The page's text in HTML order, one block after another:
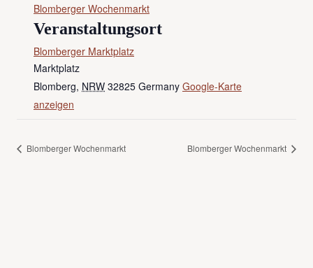
Blomberger Wochenmarkt
Veranstaltungsort
Blomberger Marktplatz
Marktplatz
Blomberg, NRW 32825 Germany Google-Karte
anzeigen
Blomberger Wochenmarkt Blomberger Wochenmarkt